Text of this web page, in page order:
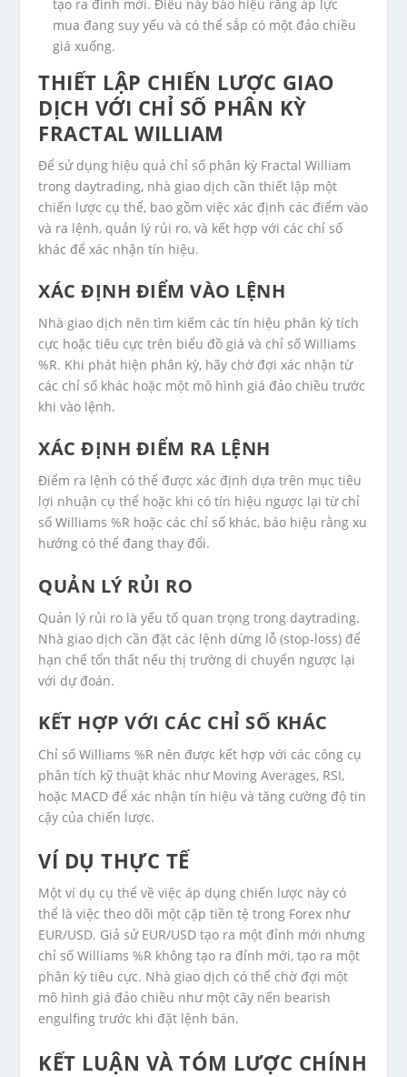
tạo ra đỉnh mới. Điều này báo hiệu rằng áp lực
mua đang suy yếu và có thể sắp có một đảo chiều
giá xuống.
THIẾT LẬP CHIẾN LƯỢC GIAO
DỊCH VỚI CHỈ SỐ PHÂN KỲ
FRACTAL WILLIAM
Để sử dụng hiệu quả chỉ số phân kỳ Fractal William
trong daytrading, nhà giao dịch cần thiết lập một
chiến lược cụ thể, bao gồm việc xác định các điểm vào
và ra lệnh, quản lý rủi ro, và kết hợp với các chỉ số
khác để xác nhận tín hiệu.
XÁC ĐỊNH ĐIỂM VÀO LỆNH
Nhà giao dịch nên tìm kiếm các tín hiệu phân kỳ tích
cực hoặc tiêu cực trên biểu đồ giá và chỉ số Williams
%R. Khi phát hiện phân kỳ, hãy chờ đợi xác nhận từ
các chỉ số khác hoặc một mô hình giá đảo chiều trước
khi vào lệnh.
XÁC ĐỊNH ĐIỂM RA LỆNH
Điểm ra lệnh có thể được xác định dựa trên mục tiêu
lợi nhuận cụ thể hoặc khi có tín hiệu ngược lại từ chỉ
số Williams %R hoặc các chỉ số khác, báo hiệu rằng xu
hướng có thể đang thay đổi.
QUẢN LÝ RỦI RO
Quản lý rủi ro là yếu tố quan trọng trong daytrading.
Nhà giao dịch cần đặt các lệnh dừng lỗ (stop-loss) để
hạn chế tổn thất nếu thị trường di chuyển ngược lại
với dự đoán.
KẾT HỢP VỚI CÁC CHỈ SỐ KHÁC
Chỉ số Williams %R nên được kết hợp với các công cụ
phân tích kỹ thuật khác như Moving Averages, RSI,
hoặc MACD để xác nhận tín hiệu và tăng cường độ tin
cậy của chiến lược.
VÍ DỤ THỰC TẾ
Một ví dụ cụ thể về việc áp dụng chiến lược này có
thể là việc theo dõi một cặp tiền tệ trong Forex như
EUR/USD. Giả sử EUR/USD tạo ra một đỉnh mới nhưng
chỉ số Williams %R không tạo ra đỉnh mới, tạo ra một
phân kỳ tiêu cực. Nhà giao dịch có thể chờ đợi một
mô hình giá đảo chiều như một cây nến bearish
engulfing trước khi đặt lệnh bán.
KẾT LUẬN VÀ TÓM LƯỢC CHÍNH